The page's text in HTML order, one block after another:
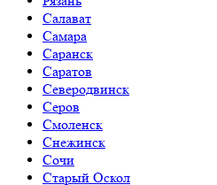
Салават
Самара
Саранск
Саратов
Северодвинск
Серов
Смоленск
Снежинск
Сочи
Старый Оскол